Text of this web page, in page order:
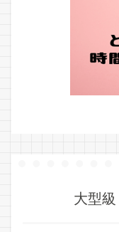
大型